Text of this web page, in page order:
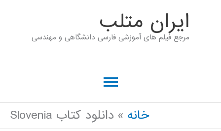
ايران متلب
مرجع فیلم های آموزشی فارسی دانشگاهی و مهندسی
فهرست
اصلی خانه دانلود کتاب Slovenia